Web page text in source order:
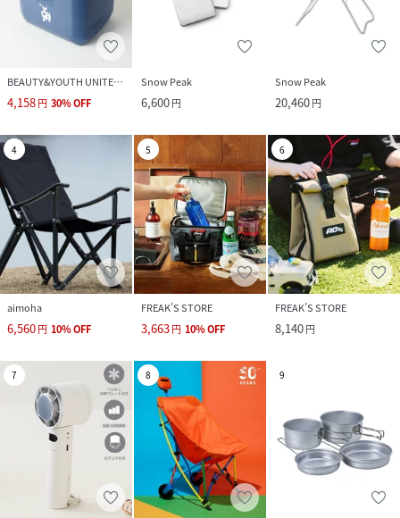
BEAUTY&YOUTH UNITED ARROWS
4,158円 30%OFF
Snow Peak
6,600円
Snow Peak
20,460円
4
aimoha
6,560円 10%OFF
5
FREAK’S STORE
3,663円 10%OFF
6
FREAK’S STORE
8,140円
7 8 9